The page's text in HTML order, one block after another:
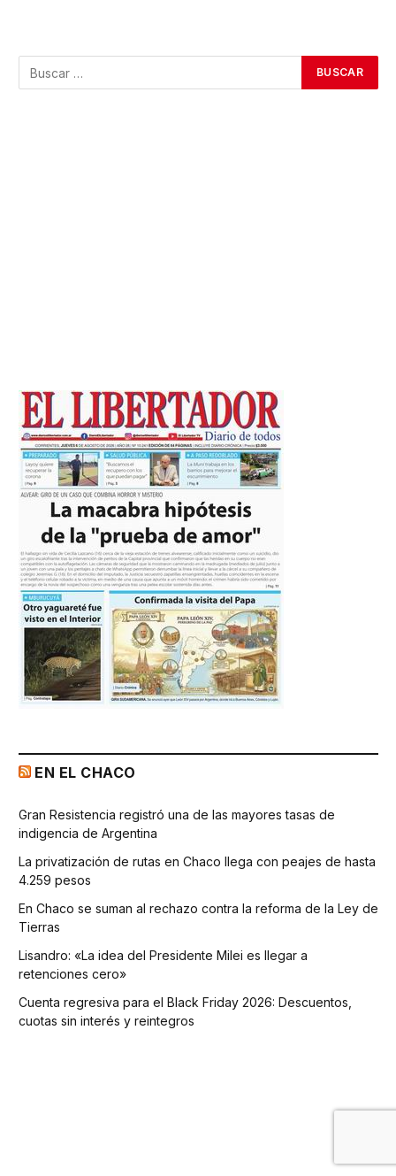
EN EL CHACO
Gran Resistencia registró una de las mayores tasas de
indigencia de Argentina
La privatización de rutas en Chaco llega con peajes de hasta
4.259 pesos
En Chaco se suman al rechazo contra la reforma de la Ley de
Tierras
Lisandro: «La idea del Presidente Milei es llegar a
retenciones cero»
Cuenta regresiva para el Black Friday 2026: Descuentos,
cuotas sin interés y reintegros